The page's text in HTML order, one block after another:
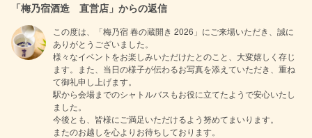
「梅乃宿酒造 直営店」からの返信
この度は、「梅乃宿 春の蔵開き 2026」にご来場いただき、誠に
ありがとうございました。
様々なイベントをお楽しみいただけたとのこと、大変嬉しく存じ
ます。また、当日の様子が伝わるお写真を添えていただき、重ね
て御礼申し上げます。
駅から会場までのシャトルバスもお役に立てたようで安心いたし
ました。
今後とも、皆様にご満足いただけるよう努めてまいります。
またのお越しを心よりお待ちしております。